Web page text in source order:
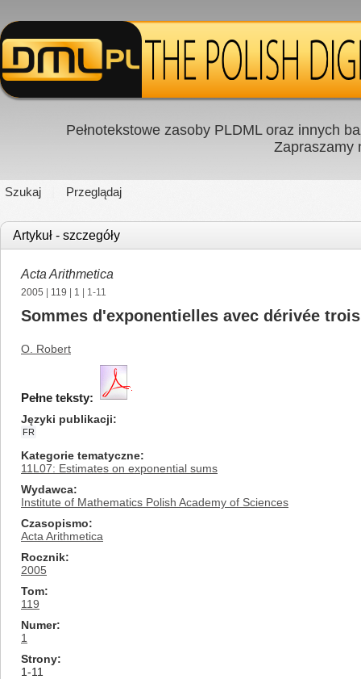
Pełnotekstowe zasoby PLDML oraz innych
Zapraszamy
Szukaj Przeglądaj
Artykuł - szczegóły
Acta Arithmetica
2005 119 1 | 1-11
Sommes d'exponentielles avec dérivée
O. Robert
Pełne teksty:
Języki publikacji
FR
Kategorie tematyczne
11L07: Estimates on exponential sums
Wydawca
Institute of Mathematics Polish Academy of Sciences
Czasopismo
Acta Arithmetica
Rocznik
2005
Tom
119
Numer
1
Strony
1-11